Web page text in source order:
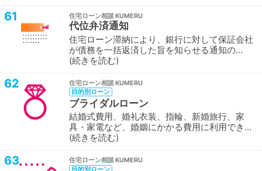
61 住宅ローン相談
代位弁済通知
住宅ローン滞納により、銀行に対して保証会社
が債務を一括返済した旨を知らせる通知の…
続きを読む
62
住宅ローン相談
目的別ローン
ブライダルローン
結婚式費用、婚礼衣装、指輪、新婚旅行、家
具・家電など、婚姻にかかる費用に利用でき…
続きを読む
63
住宅ローン相談